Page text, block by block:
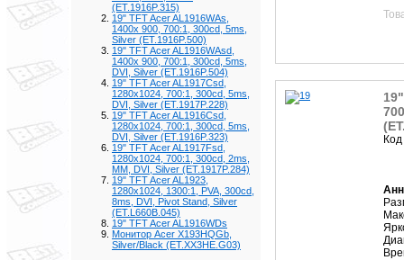
(ET.1916P.315)
19" TFT Acer AL1916WAs,
1400х 900, 700:1, 300cd, 5ms,
Silver (ET.1916P.500)
19" TFT Acer AL1916WAsd,
1400х 900, 700:1, 300cd, 5ms,
DVI, Silver (ET.1916P.504)
19" TFT Acer AL1917Csd,
1280х1024, 700:1, 300cd, 5ms,
DVI, Silver (ET.1917P.228)
19" TFT Acer AL1916Csd,
1280х1024, 700:1, 300cd, 5ms,
DVI, Silver (ET.1916P.323)
19" TFT Acer AL1917Fsd,
1280х1024, 700:1, 300cd, 2ms,
MM, DVI, Silver (ET.1917P.284)
19" TFT Acer AL1923,
1280х1024, 1300:1, PVA, 300cd,
8ms, DVI, Pivot Stand, Silver
(ET.L660B.045)
19" TFT Acer AL1916WDs
Монитор Acer X193HQGb,
Silver/Black (ET.XX3HE.G03)